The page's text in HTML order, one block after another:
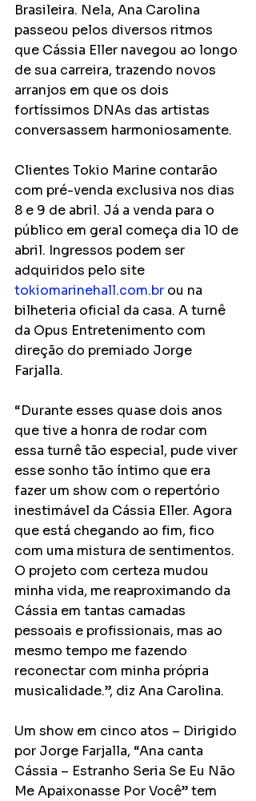
Brasileira. Nela, Ana Carolina
passeou pelos diversos ritmos
que Cássia Eller navegou ao longo
de sua carreira, trazendo novos
arranjos em que os dois
fortíssimos DNAs das artistas
conversassem harmoniosamente.
Clientes Tokio Marine contarão
com pré-venda exclusiva nos dias
8 e 9 de abril. Já a venda para o
público em geral começa dia 10 de
abril. Ingressos podem ser
adquiridos pelo site
tokiomarinehall.com.br ou na
bilheteria oficial da casa. A turnê
da Opus Entretenimento com
direção do premiado Jorge
Farjalla.
“Durante esses quase dois anos
que tive a honra de rodar com
essa turnê tão especial, pude viver
esse sonho tão íntimo que era
fazer um show com o repertório
inestimável da Cássia Eller. Agora
que está chegando ao fim, fico
com uma mistura de sentimentos.
O projeto com certeza mudou
minha vida, me reaproximando da
Cássia em tantas camadas
pessoais e profissionais, mas ao
mesmo tempo me fazendo
reconectar com minha própria
musicalidade.”, diz Ana Carolina.
Um show em cinco atos – Dirigido
por Jorge Farjalla, “Ana canta
Cássia – Estranho Seria Se Eu Não
Me Apaixonasse Por Você” tem